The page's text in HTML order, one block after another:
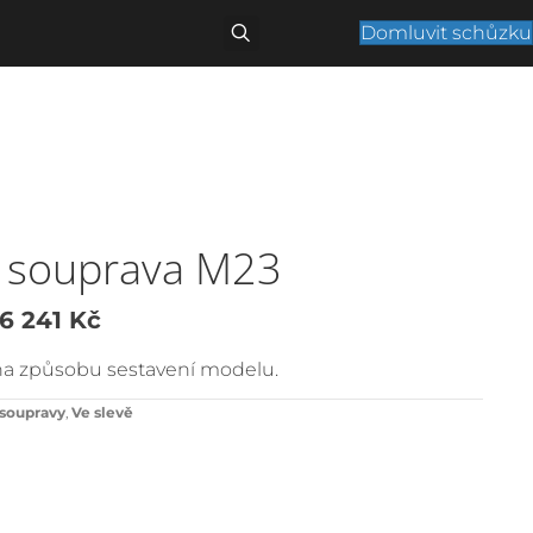
Domluvit schůzku
M23
241 KčAktuální
cena
je:
způsobu sestavení modelu.
, Ve slevě